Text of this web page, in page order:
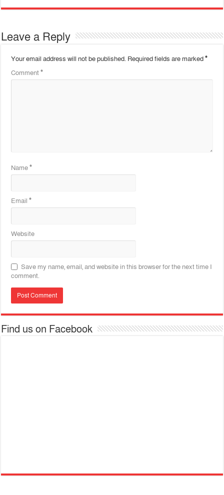
Leave a Reply
Your email address will not be published. Required fields are marked*
Comment*
Name*
Email*
Website
Save my name, email, and website in this browser for the next time I
comment.
Find us on Facebook